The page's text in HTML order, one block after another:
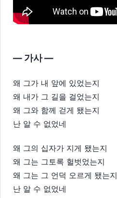
— 가사 —
왜 그가 내 앞에 있었는지
왜 내가 그 길을 걸었는지
왜 그와 함께 걷게 됐는지
난 알 수 없었네
왜 그의 십자가 지게 됐는지
왜 그는 그토록 헐벗었는지
왜 그는 그 언덕 오르게 됐는지
난 알 수 없었네